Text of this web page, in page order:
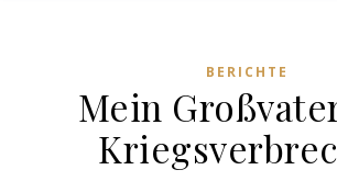
BERICHTE
Mein